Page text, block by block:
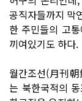
공직자들까지 막
한 주민들의 고
끼여있기도 하다.
월간조선(月刊
는 북한국적의